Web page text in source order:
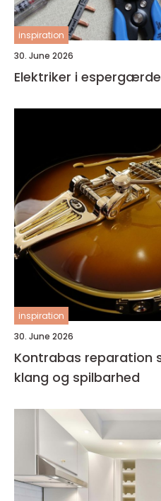
inspiration
30. June 2026
Elektriker i espergærde
inspiration
30. June 2026
Kontrabas reparation sådan bevarer du
klang og spilbarhed